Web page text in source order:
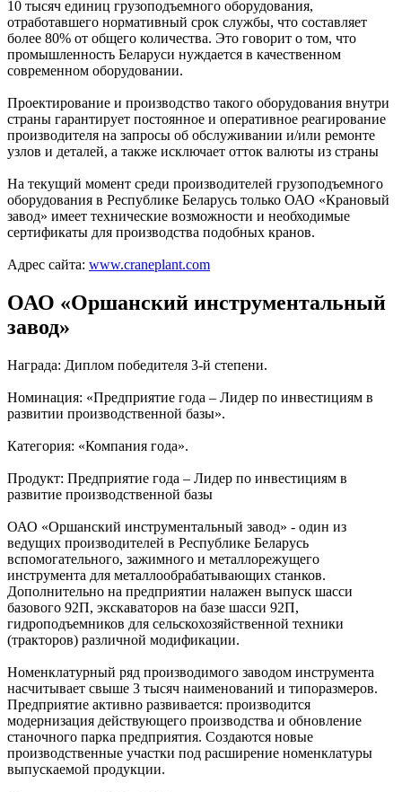
10 тысяч единиц грузоподъемного оборудования,
отработавшего нормативный срок службы, что составляет
более 80% от общего количества. Это говорит о том, что
промышленность Беларуси нуждается в качественном
современном оборудовании.
Проектирование и производство такого оборудования внутри
страны гарантирует постоянное и оперативное реагирование
производителя на запросы об обслуживании и/или ремонте
узлов и деталей, а также исключает отток валюты из страны
На текущий момент среди производителей грузоподъемного
оборудования в Республике Беларусь только ОАО «Крановый
завод» имеет технические возможности и необходимые
сертификаты для производства подобных кранов.
Адрес сайта: www.craneplant.com
ОАО «Оршанский инструментальный
завод»
Награда: Диплом победителя 3-й степени.
Номинация: «Предприятие года – Лидер по инвестициям в
развитии производственной базы».
Категория: «Компания года».
Продукт: Предприятие года – Лидер по инвестициям в
развитие производственной базы
ОАО «Оршанский инструментальный завод» - один из
ведущих производителей в Республике Беларусь
вспомогательного, зажимного и металлорежущего
инструмента для металлообрабатывающих станков.
Дополнительно на предприятии налажен выпуск шасси
базового 92П, экскаваторов на базе шасси 92П,
гидроподъемников для сельскохозяйственной техники
(тракторов) различной модификации.
Номенклатурный ряд производимого заводом инструмента
насчитывает свыше 3 тысяч наименований и типоразмеров.
Предприятие активно развивается: производится
модернизация действующего производства и обновление
станочного парка предприятия. Создаются новые
производственные участки под расширение номенклатуры
выпускаемой продукции.